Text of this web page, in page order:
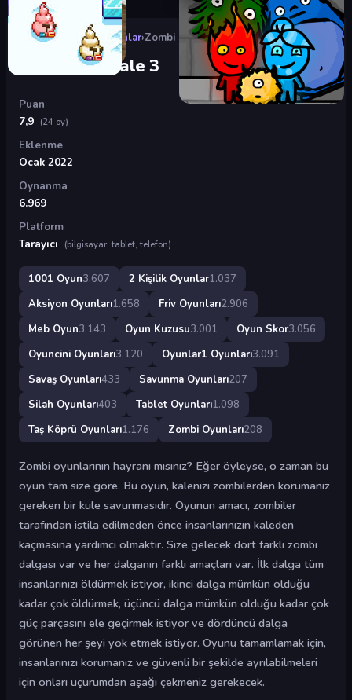
Oyunlar 2 Kişilik Oyunlar›Zombi Son Kale 3
Zombi Son Kale 3
Puan
7,9 (24 oy)
Eklenme
Ocak 2022
Oynanma
6.969
Platform
Tarayıcı
(bilgisayar, tablet, telefon)
1001 Oyun3.607 2 Kişilik Oyunlar1.037
Aksiyon Oyunları1.658 Friv Oyunları2.906
Meb Oyun3.143 Oyun Kuzusu3.001 Oyun Skor3.056
Oyuncini Oyunları3.120 Oyunlar1 Oyunları3.091
Savaş Oyunları433 Savunma Oyunları207
Silah Oyunları403 Tablet Oyunları1.098
Taş Köprü Oyunları1.176 Zombi Oyunları208
Zombi oyunlarının hayranı mısınız? Eğer öyleyse, o zaman bu
oyun tam size göre. Bu oyun, kalenizi zombilerden korumanız
gereken bir kule savunmasıdır. Oyunun amacı, zombiler
tarafından istila edilmeden önce insanlarınızın kaleden
kaçmasına yardımcı olmaktır. Size gelecek dört farklı zombi
dalgası var ve her dalganın farklı amaçları var. İlk dalga tüm
insanlarınızı öldürmek istiyor, ikinci dalga mümkün olduğu
kadar çok öldürmek, üçüncü dalga mümkün olduğu kadar çok
güç parçasını ele geçirmek istiyor ve dördüncü dalga
görünen her şeyi yok etmek istiyor. Oyunu tamamlamak için,
insanlarınızı korumanız ve güvenli bir şekilde ayrılabilmeleri
için onları uçurumdan aşağı çekmeniz gerekecek.